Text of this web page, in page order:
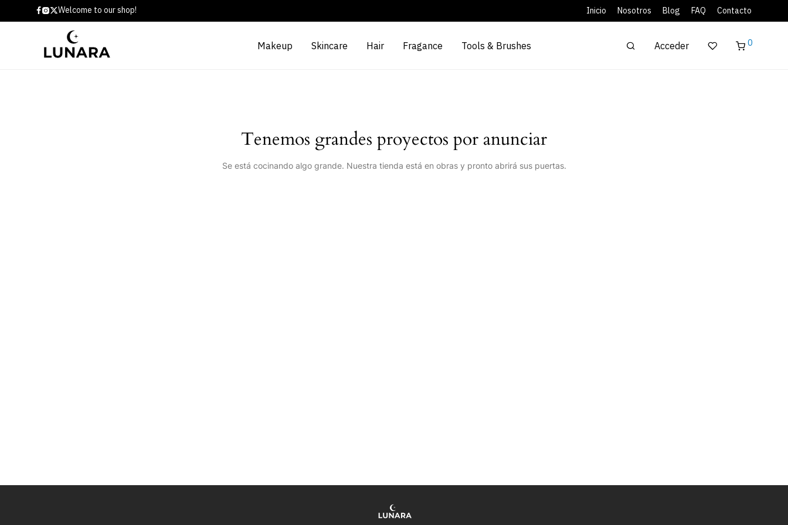
Welcome to our shop! Inicio Nosotros Blog FAQ Contacto
Makeup Skincare Hair Fragance Tools & Brushes Acceder 0
Tenemos grandes proyectos por anunciar
Se está cocinando algo grande. Nuestra tienda está en obras y pronto abrirá sus puertas.